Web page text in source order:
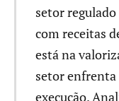
setor
com receitas
está na
setor enfrenta
execução.